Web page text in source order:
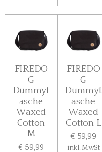
FIREDO
G
Dummyt
asche
Waxed
Cotton
M
€ 59,99
FIREDO
G
Dummyt
asche
Waxed
Cotton L
€ 59,99
inkl. MwSt